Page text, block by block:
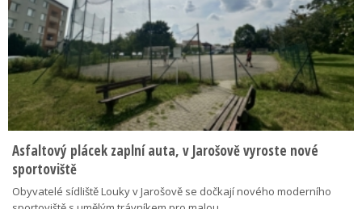
Asfaltový plácek zaplní auta, v Jarošově vyroste nové
sportoviště
Obyvatelé sídliště Louky v Jarošově se dočkají nového moderního